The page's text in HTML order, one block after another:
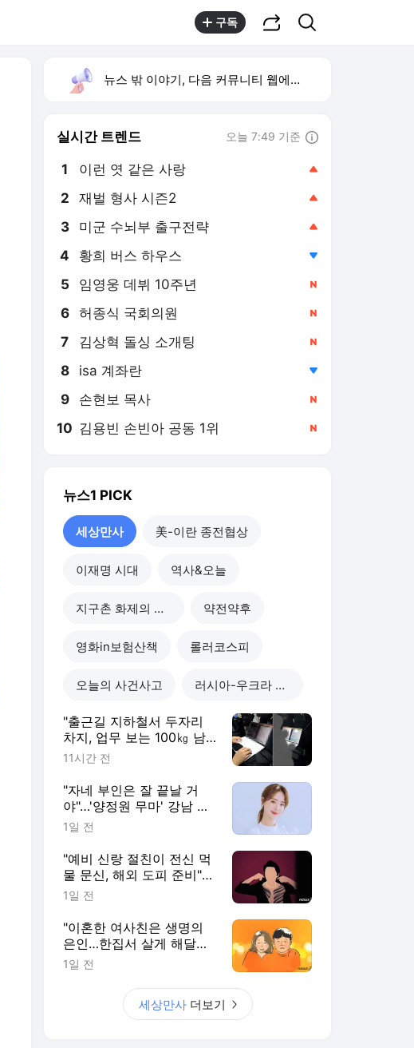
구독
뉴스 밖 이야기, 다음 커뮤니티 웹에서 보기
실시간 트렌드 오늘 7:49 기준
1 이런 엿 같은 사랑
2 재벌 형사 시즌2
3 미군 수뇌부 출구전략
4 황희 버스 하우스
5 임영웅 데뷔 10주년
6 허종식 국회의원
7 김상혁 돌싱 소개팅
8 isa 계좌란
9 손현보 목사
10 김용빈 손빈아 공동 1위
뉴스1 PICK
세상만사 美-이란 종전협상
이재명 시대 역사&오늘
지구촌 화제의 뉴스 약전약후
영화in보험산책 롤러코스피
오늘의 사건사고 러시아-우크라 전쟁
"출근길 지하철서 두자리
차지, 업무 보는 100㎏ 남
성…부딪히면 신경질"
11시간 전
"자네 부인은 잘 끝날 거
야"…'양정원 무마' 강남 경
찰, 다른 돈도 받은 정황
1일 전
"예비 신랑 절친이 전신 먹
물 문신, 해외 도피 준비"…
예비 신부 '혼란'
1일 전
"이혼한 여사친은 생명의
은인…한집서 살게 해달라"
남편 요구에 '절망'
1일 전
세상만사 더보기